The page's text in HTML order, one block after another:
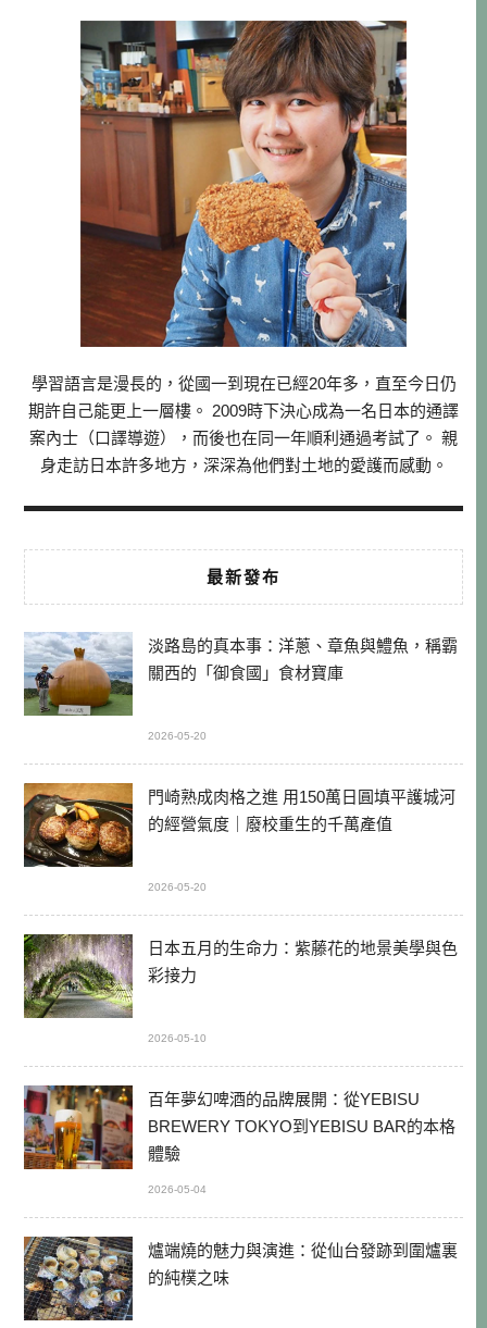
學習語言是漫長的，從國一到現在已經20年多，直至今日仍
期許自己能更上一層樓。 2009時下決心成為一名日本的通譯
案內士（口譯導遊），而後也在同一年順利通過考試了。 親
身走訪日本許多地方，深深為他們對土地的愛護而感動。
最新發布
淡路島的真本事：洋蔥、章魚與鱧魚，稱霸
關西的「御食國」食材寶庫
2026-05-20
門崎熟成肉格之進 用150萬日圓填平護城河
的經營氣度｜廢校重生的千萬產值
2026-05-20
日本五月的生命力：紫藤花的地景美學與色
彩接力
2026-05-10
百年夢幻啤酒的品牌展開：從YEBISU
BREWERY TOKYO到YEBISU BAR的本格
體驗
2026-05-04
爐端燒的魅力與演進：從仙台發跡到圍爐裏
的純樸之味